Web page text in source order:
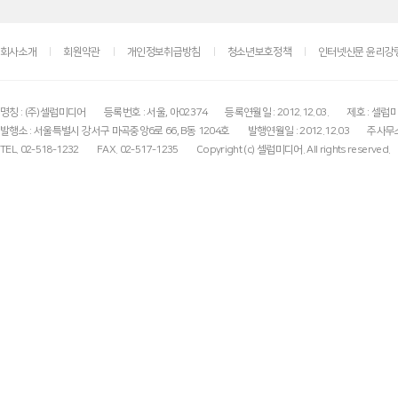
회사소개 회원약관 개인정보취급방침 청소년보호정책 인터넷신문 윤리강
명칭 : (주)셀럽미디어 등록번호 : 서울, 아02374 등록연월일 : 2012.12.03.
제호 : 셀럽
발행소 : 서울특별시 강서구 마곡중앙6로 66, B동 1204호
발행연월일 : 2012.12.03
주사무
TEL. 02-518-1232
FAX. 02-517-1235 Copyright (c) 셀럽미디어. All rights reserved.